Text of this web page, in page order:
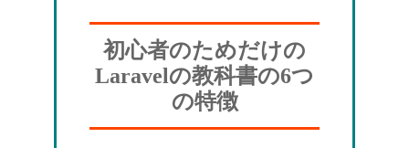
初心者のためだけの
Laravelの教科書の6つ
の特徴